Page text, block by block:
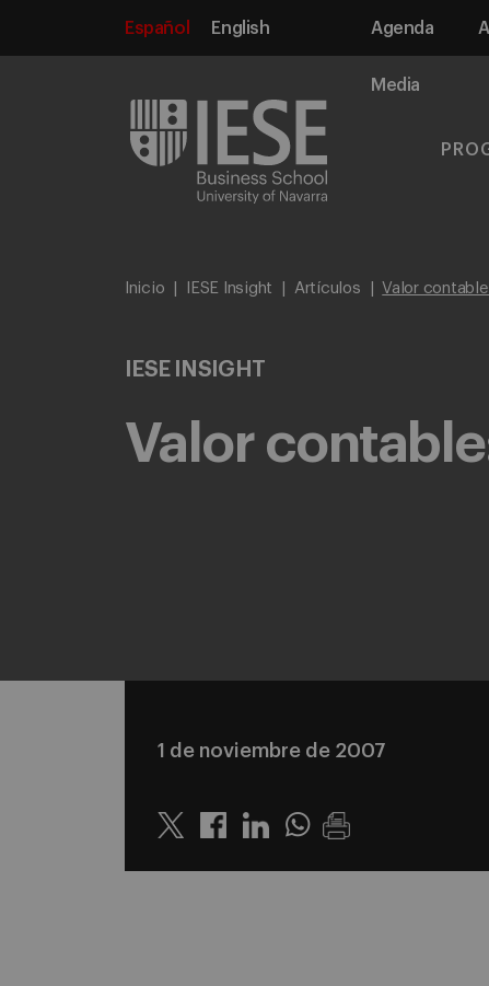
Español English Agenda
Media
Inicio IESE Insight Artículos Valor
IESE INSIGHT
Valor
1 de noviembre de 2007
Twitter LinkedinWhatsapp